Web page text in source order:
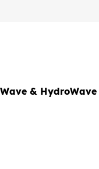
& HydroWave